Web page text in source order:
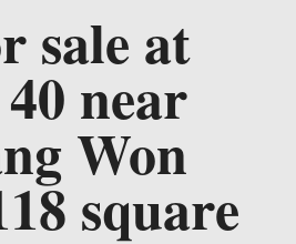
sale at
near
Won
square